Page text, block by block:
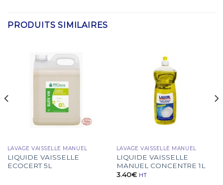
PRODUITS SIMILAIRES
LAVAGE VAISSELLE MANUEL
LIQUIDE VAISSELLE
ECOCERT 5L
LAVAGE VAISSELLE MANUEL
LIQUIDE VAISSELLE
MANUEL CONCENTRE 1L
3.40€ HT